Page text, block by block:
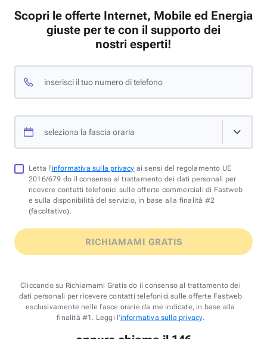
Scopri le offerte Internet, Mobile ed Energia
giuste per te con il supporto dei
nostri esperti!
inserisci il tuo numero di telefono
seleziona la fascia oraria
Letta l'informativa sulla privacy ai sensi del regolamento UE
2016/679 do il consenso al trattamento dei dati personali per
ricevere contatti telefonici sulle offerte commerciali di Fastweb
e sulla disponibilità del servizio, in base alla finalità #2
(facoltativo).
RICHIAMAMI GRATIS
Cliccando su Richiamami Gratis do il consenso al trattamento dei
dati personali per ricevere contatti telefonici sulle offerte Fastweb
esclusivamente nelle fasce orarie da me indicate, in base alla
finalità #1. Leggi l'informativa sulla privacy.